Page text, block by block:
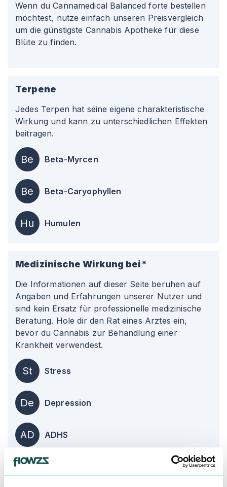
Wenn du Cannamedical Balanced forte bestellen
möchtest, nutze einfach unseren Preisvergleich
um die günstigste Cannabis Apotheke für diese
Blüte zu finden.
Terpene
Jedes Terpen hat seine eigene charakteristische
Wirkung und kann zu unterschiedlichen Effekten
beitragen.
Be Beta-Myrcen
Be Beta-Caryophyllen
Hu Humulen
Medizinische Wirkung bei*
Die Informationen auf dieser Seite beruhen auf
Angaben und Erfahrungen unserer Nutzer und
sind kein Ersatz für professionelle medizinische
Beratung. Hole dir den Rat eines Arztes ein,
bevor du Cannabis zur Behandlung einer
Krankheit verwendest.
St Stress
De Depression
AD ADHS